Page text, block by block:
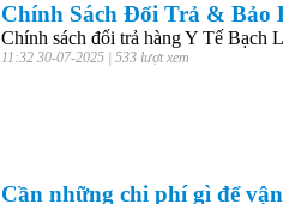
Chính Sách Đổi Trả & Bảo
Chính sách đổi trả hàng Y Tế Bạch
11:32 30-07-2025 | 533 lượt xem
Cần những chi phí gì để